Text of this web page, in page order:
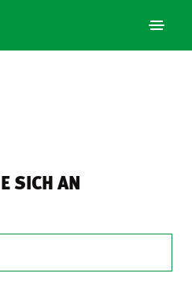
SICH AN